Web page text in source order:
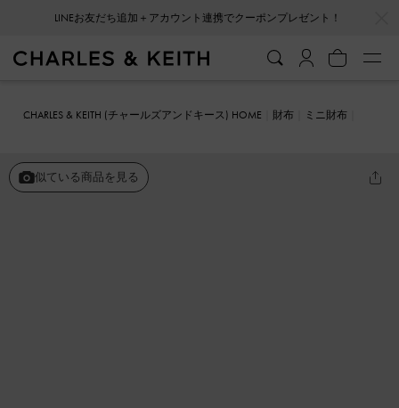
LINEお友だち追加＋アカウント連携でクーポンプレゼント！
CHARLES & KEITH (チャールズアンドキース) HOME 財布
ミニ財布
似ている商品を見る